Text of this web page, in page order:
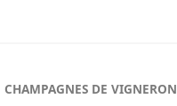
CHAMPAGNES DE VIGNERON